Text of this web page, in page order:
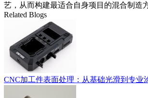
艺，从而构建最适合自身项目的混合制造
Related Blogs
CNC加工件表面处理：从基础光滑到专业